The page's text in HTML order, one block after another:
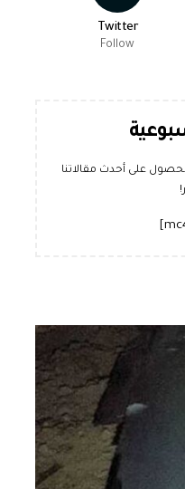
Twitter
Follow
على أحدث مقالاتنا